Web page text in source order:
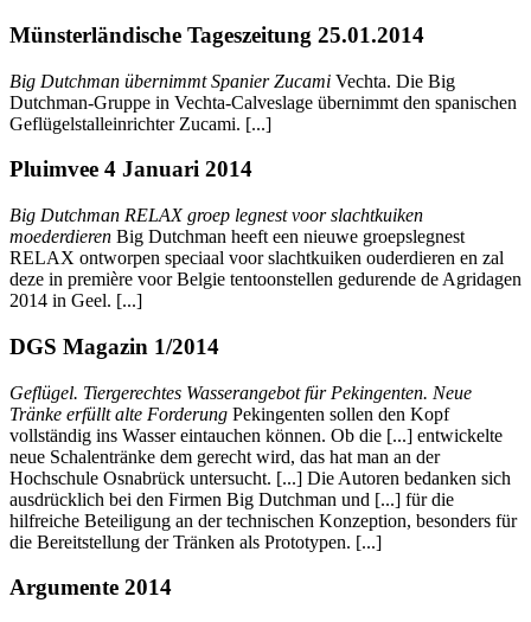
Münsterländische Tageszeitung 25.01.2014
Big Dutchman übernimmt Spanier Zucami Vechta. Die Big
Dutchman-Gruppe in Vechta-Calveslage übernimmt den spanischen
Geflügelstalleinrichter Zucami. [...]
Pluimvee 4 Januari 2014
Big Dutchman RELAX groep legnest voor slachtkuiken
moederdieren Big Dutchman heeft een nieuwe groepslegnest
RELAX ontworpen speciaal voor slachtkuiken ouderdieren en zal
deze in première voor Belgie tentoonstellen gedurende de Agridagen
2014 in Geel. [...]
DGS Magazin 1/2014
Geflügel. Tiergerechtes Wasserangebot für Pekingenten. Neue
Tränke erfüllt alte Forderung Pekingenten sollen den Kopf
vollständig ins Wasser eintauchen können. Ob die [...] entwickelte
neue Schalentränke dem gerecht wird, das hat man an der
Hochschule Osnabrück untersucht. [...] Die Autoren bedanken sich
ausdrücklich bei den Firmen Big Dutchman und [...] für die
hilfreiche Beteiligung an der technischen Konzeption, besonders für
die Bereitstellung der Tränken als Prototypen. [...]
Argumente 2014